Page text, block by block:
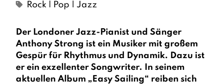
Rock | Pop | Jazz
Der Londoner Jazz-Pianist und Sänger
Anthony Strong ist ein Musiker mit großem
Gespür für Rhythmus und Dynamik. Dazu ist
er ein exzellenter Songwriter. In seinem
aktuellen Album „Easy Sailing“ reiben sich